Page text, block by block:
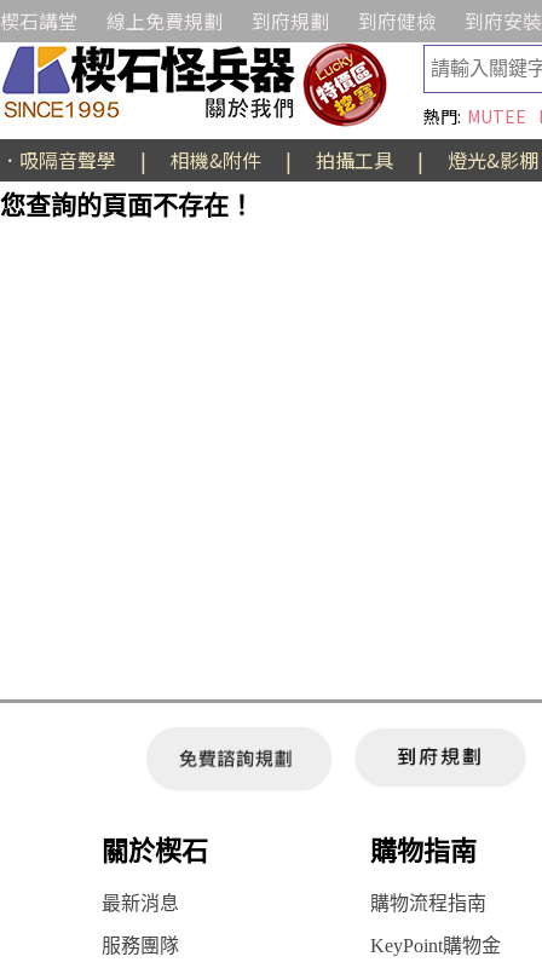
楔石講堂 線上免費規劃 到府規劃 到府健檢 到府安裝
熱門: MUTEE
．吸隔音聲學 | 相機&附件 | 拍攝工具 |
燈光&影棚
您查詢的頁面不存在！
關於楔石 購物指南
最新消息 購物流程指南
服務團隊 KeyPoint購物金